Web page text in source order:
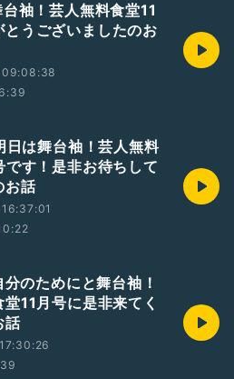
袖！芸人無料食堂11
とうございましたのお
日は舞台袖！芸人無料
です！是非お待ちして
お話
のためにと舞台袖！
11月号に是非来てく
話